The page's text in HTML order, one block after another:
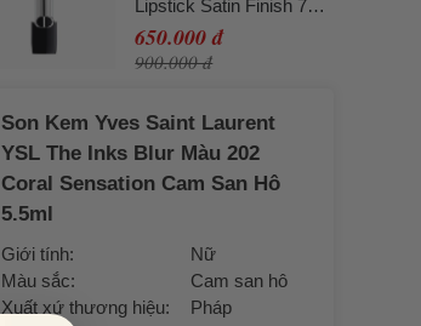
Lipstick Satin Finish 720
Icone Màu Hồng Đất
Mini 1.5g
650.000 đ
900.000 đ
Son Kem Yves Saint Laurent
YSL The Inks Blur Màu 202
Coral Sensation Cam San Hô
5.5ml
Giới tính:
Nữ
Màu sắc:
Cam san hô
Xuất xứ thương hiệu:
Pháp